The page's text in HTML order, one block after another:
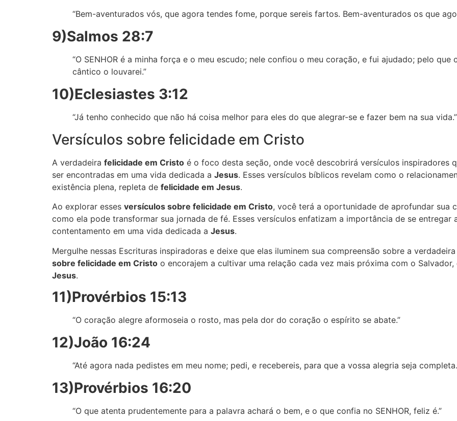
“Bem-aventurados vós, que agora tendes fome, porque sereis fartos. Bem-aventurados os que
9)Salmos 28:7
“O SENHOR é a minha força e o meu escudo; nele confiou o meu coração, e fui ajudado; pelo
cântico o louvarei.”
10)Eclesiastes 3:12
“Já tenho conhecido que não há coisa melhor para eles do que alegrar-se e fazer bem na sua vida.”
Versículos sobre felicidade em Cristo
A verdadeira felicidade em Cristo é o foco desta seção, onde você descobrirá versículos inspiradores
ser encontradas em uma vida dedicada a Jesus. Esses versículos bíblicos revelam como o
existência plena, repleta de felicidade em Jesus.
Ao explorar esses versículos sobre felicidade em Cristo, você terá a oportunidade de aprofundar sua
como ela pode transformar sua jornada de fé. Esses versículos enfatizam a importância de se entregar
contentamento em uma vida dedicada a Jesus.
Mergulhe nessas Escrituras inspiradoras e deixe que elas iluminem sua compreensão sobre a verdadeira
sobre felicidade em Cristo o encorajem a cultivar uma relação cada vez mais próxima com o
Jesus.
11)Provérbios 15:13
“O coração alegre aformoseia o rosto, mas pela dor do coração o espírito se abate.”
12)João 16:24
“Até agora nada pedistes em meu nome; pedi, e recebereis, para que a vossa alegria seja
13)Provérbios 16:20
“O que atenta prudentemente para a palavra achará o bem, e o que confia no SENHOR, feliz é.”